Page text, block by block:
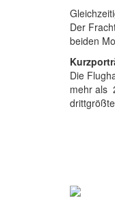
Der
beiden
Die
mehr als